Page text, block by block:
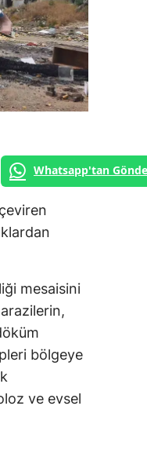
Whatsapp'tan
mesaisini
bölgeye
ve evsel